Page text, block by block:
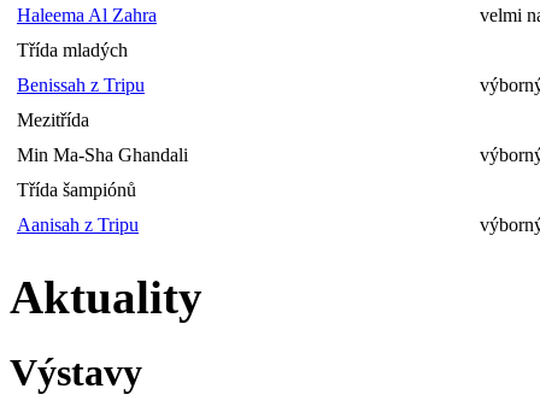
Haleema Al Zahra
velmi
Třída mladých
Benissah z Tripu
Mezitřída
Min Ma-Sha Ghandali
Třída šampiónů
Aanisah z Tripu
Aktuality
Výstavy